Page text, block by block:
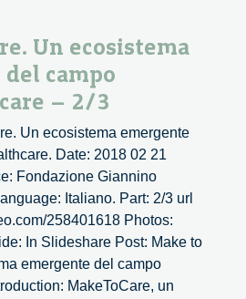
Un ecosistema
campo
– 2/3
Un ecosistema emergente
Date: 2018 02 21
Fondazione Giannino
Italiano. Part: 2/3 url
258401618 Photos:
In Slideshare Post: Make to
emergente del campo
MakeToCare, un